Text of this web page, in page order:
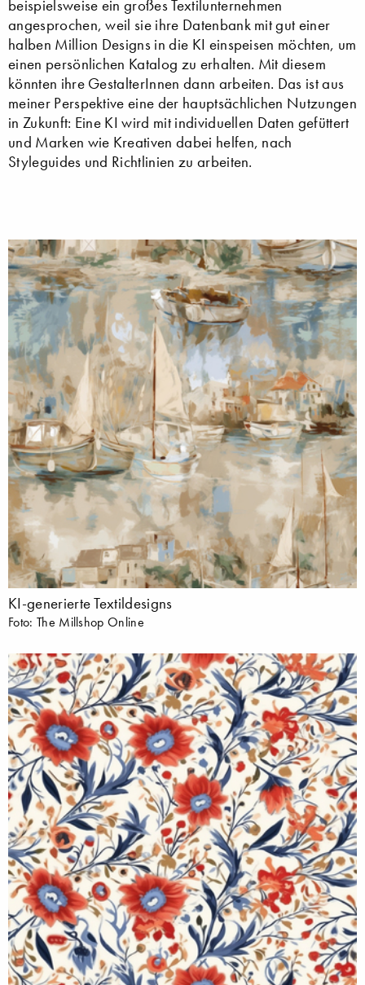
beispielsweise ein großes Textilunternehmen
angesprochen, weil sie ihre Datenbank mit gut einer
halben Million Designs in die KI einspeisen möchten, um
einen persönlichen Katalog zu erhalten. Mit diesem
könnten ihre GestalterInnen dann arbeiten. Das ist aus
meiner Perspektive eine der hauptsächlichen Nutzungen
in Zukunft: Eine KI wird mit individuellen Daten gefüttert
und Marken wie Kreativen dabei helfen, nach
Styleguides und Richtlinien zu arbeiten.
KI-generierte Textildesigns
Foto: The Millshop Online